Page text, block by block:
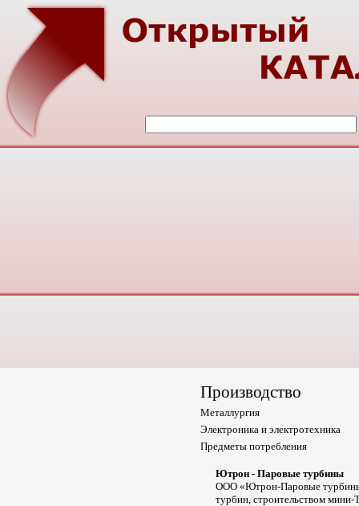
Производство
Металлургия
Электроника и электротехника
Предметы потребления
Ютрон - Паровые турбины
ООО «Ютрон-Паровые
турбин, строительством